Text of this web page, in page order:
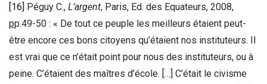
[16] Péguy C., L’argent, Paris, Ed. des Equateurs, 2008,
pp.49-50 : « De tout ce peuple les meilleurs étaient peut-
être encore ces bons citoyens qu’étaient nos instituteurs. Il
est vrai que ce n’était point pour nous des instituteurs, ou à
peine. C’étaient des maîtres d’école. […] C’était le civisme